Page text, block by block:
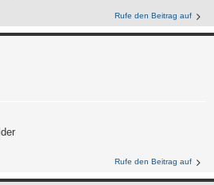
Rufe den Beitrag auf
Rufe den Beitrag auf